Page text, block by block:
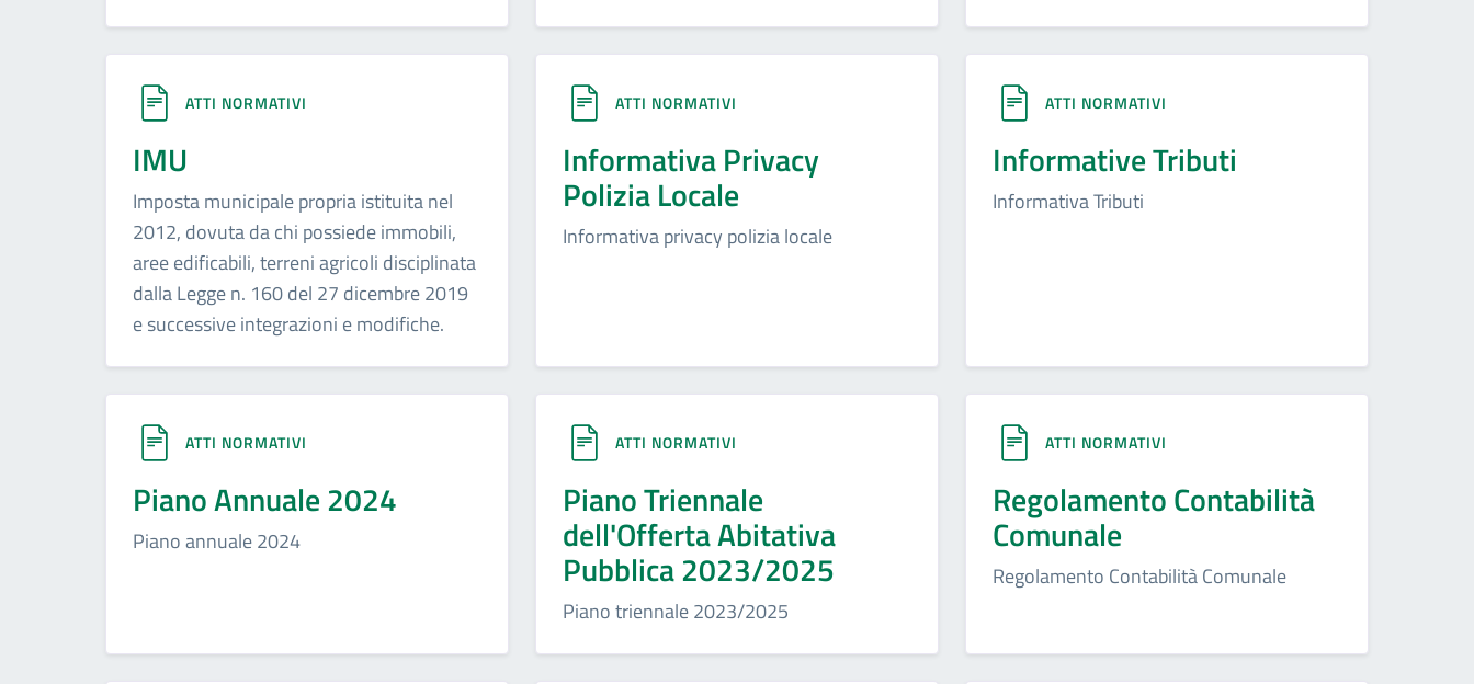
ATTI NORMATIVI
IMU
Imposta municipale propria istituita nel
2012, dovuta da chi possiede immobili,
aree edificabili, terreni agricoli disciplinata
dalla Legge n. 160 del 27 dicembre 2019
e successive integrazioni e modifiche.
ATTI NORMATIVI
Informativa Privacy
Polizia Locale
Informativa privacy polizia locale
ATTI NORMATIVI
Informative Tributi
Informativa Tributi
ATTI NORMATIVI
Piano Annuale 2024
Piano annuale 2024
ATTI NORMATIVI
Piano Triennale
dell'Offerta Abitativa
Pubblica 2023/2025
Piano triennale 2023/2025
ATTI NORMATIVI
Regolamento Contabilità
Comunale
Regolamento Contabilità Comunale